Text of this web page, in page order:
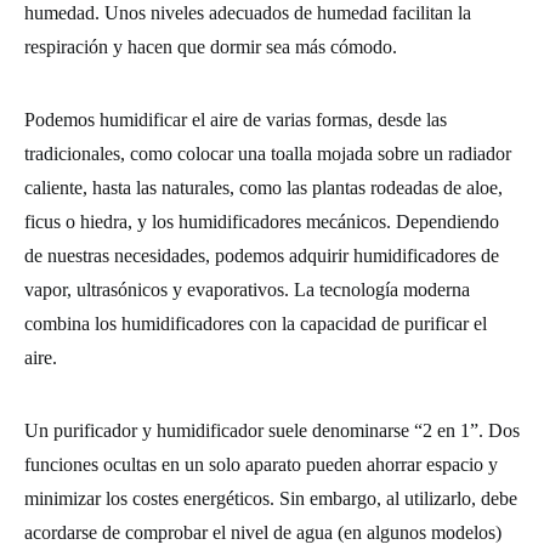
humedad. Unos niveles adecuados de humedad facilitan la
respiración y hacen que dormir sea más cómodo.
Podemos humidificar el aire de varias formas, desde las
tradicionales, como colocar una toalla mojada sobre un radiador
caliente, hasta las naturales, como las plantas rodeadas de aloe,
ficus o hiedra, y los humidificadores mecánicos. Dependiendo
de nuestras necesidades, podemos adquirir humidificadores de
vapor, ultrasónicos y evaporativos. La tecnología moderna
combina los humidificadores con la capacidad de purificar el
aire.
Un purificador y humidificador suele denominarse “2 en 1”. Dos
funciones ocultas en un solo aparato pueden ahorrar espacio y
minimizar los costes energéticos. Sin embargo, al utilizarlo, debe
acordarse de comprobar el nivel de agua (en algunos modelos)